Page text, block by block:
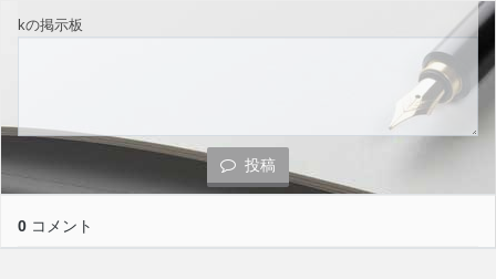
kの掲示板
投稿
0 コメント